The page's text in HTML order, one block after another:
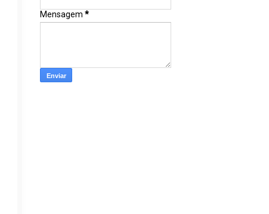
Mensagem*